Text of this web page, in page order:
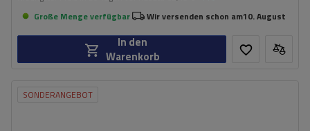
Große Menge verfügbar
Wir versenden schon am10. August
In den
Warenkorb
SONDERANGEBOT